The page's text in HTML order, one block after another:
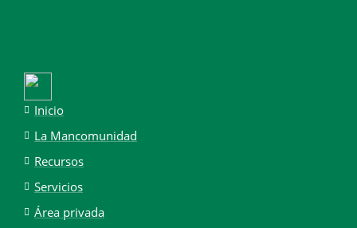
Inicio
La Mancomunidad
Recursos
Servicios
Área privada